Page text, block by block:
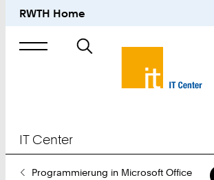
RWTH Home
Suche
nach
IT Center
SieProgrammierung in Microsoft Office